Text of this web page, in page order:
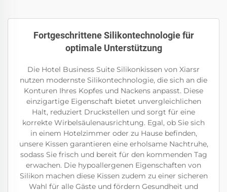
Fortgeschrittene Silikontechnologie für
optimale Unterstützung
Die Hotel Business Suite Silikonkissen von Xiarsr
nutzen modernste Silikontechnologie, die sich an die
Konturen Ihres Kopfes und Nackens anpasst. Diese
einzigartige Eigenschaft bietet unvergleichlichen
Halt, reduziert Druckstellen und sorgt für eine
korrekte Wirbelsäulenausrichtung. Egal, ob Sie sich
in einem Hotelzimmer oder zu Hause befinden,
unsere Kissen garantieren eine erholsame Nachtruhe,
sodass Sie frisch und bereit für den kommenden Tag
erwachen. Die hypoallergenen Eigenschaften von
Silikon machen diese Kissen zudem zu einer sicheren
Wahl für alle Gäste und fördern Gesundheit und